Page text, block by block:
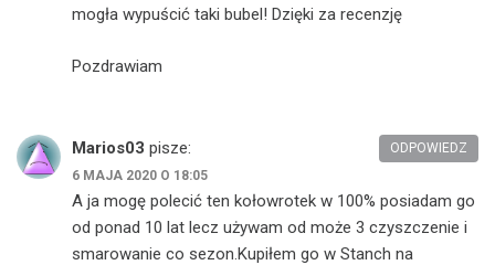
mogła wypuścić taki bubel! Dzięki za recenzję
Pozdrawiam
Marios03 pisze:
6 MAJA 2020 O 18:05
A ja mogę polecić ten kołowrotek w 100% posiadam go
od ponad 10 lat lecz używam od może 3 czyszczenie i
smarowanie co sezon.Kupiłem go w Stanch na
ODPOWIEDZ